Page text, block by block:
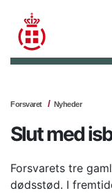
Forsvaret Nyheder
Slut med
Forsvarets tre
dødsstød. I